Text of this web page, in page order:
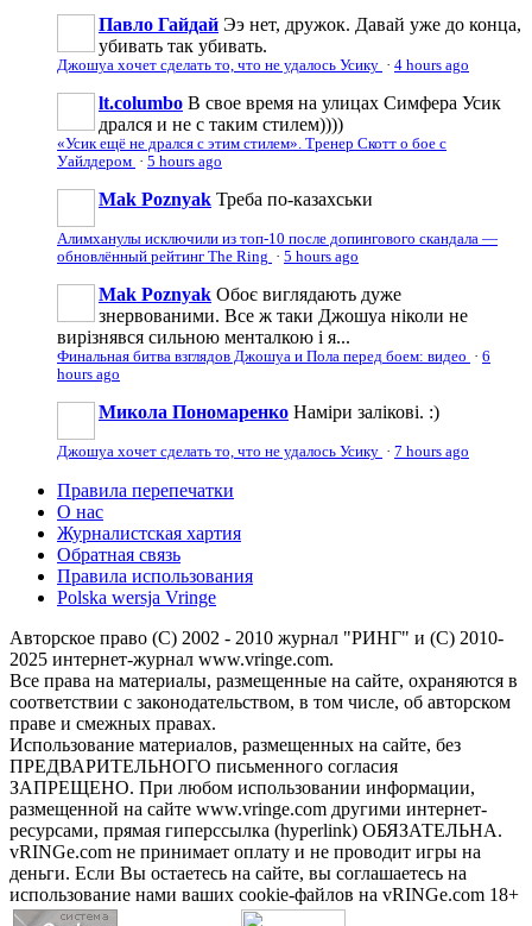
Павло Гайдай Ээ нет, дружок. Давай уже до конца,
убивать так убивать.
Джошуа хочет сделать то, что не удалось Усику · 4 hours ago
lt.columbo В свое время на улицах Симфера Усик
дрался и не с таким стилем))))
«Усик ещё не дрался с этим стилем». Тренер Скотт о бое с
Уайлдером · 5 hours ago
Mak Poznyak Треба по-казахськи
Алимханулы исключили из топ-10 после допингового скандала —
обновлённый рейтинг The Ring · 5 hours ago
Mak Poznyak Обоє виглядають дуже
знервованими. Все ж таки Джошуа ніколи не
вирізнявся сильною менталкою і я...
Финальная битва взглядов Джошуа и Пола перед боем: видео · 6
hours ago
Микола Пономаренко Наміри залікові. :)
Джошуа хочет сделать то, что не удалось Усику · 7 hours ago
Правила перепечатки
О нас
Журналистская хартия
Обратная связь
Правила использования
Polska wersja Vringe
Авторское право (С) 2002 - 2010 журнал "РИНГ" и (С) 2010-
2025 интернет-журнал www.vringe.com.
Все права на материалы, размещенные на сайте, охраняются в
соответствии с законодательством, в том числе, об авторском
праве и смежных правах.
Использование материалов, размещенных на сайте, без
ПРЕДВАРИТЕЛЬНОГО письменного согласия
ЗАПРЕЩЕНО. При любом использовании информации,
размещенной на сайте www.vringe.com другими интернет-
ресурсами, прямая гиперссылка (hyperlink) ОБЯЗАТЕЛЬНА.
vRINGe.com не принимает оплату и не проводит игры на
деньги. Если Вы остаетесь на сайте, вы соглашаетесь на
использование нами ваших cookie-файлов на vRINGe.com 18+